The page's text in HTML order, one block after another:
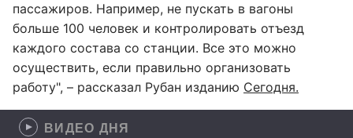
пассажиров. Например, не пускать в вагоны
больше 100 человек и контролировать отъезд
каждого состава со станции. Все это можно
осуществить, если правильно организовать
работу", – рассказал Рубан изданию Сегодня.
ВИДЕО ДНЯ